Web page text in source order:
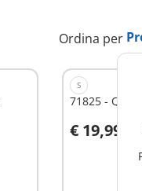
Ordina per
S
71825 -
€ 19,99
Aggiungi